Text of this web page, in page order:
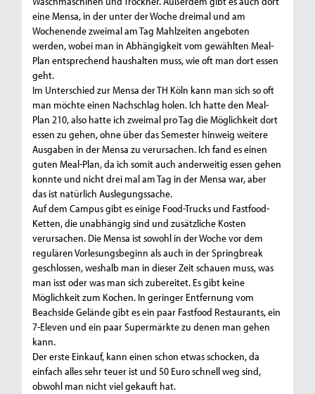
eine Mensa, in der unter der Woche dreimal und am
Wochenende zweimal am Tag Mahlzeiten angeboten
werden, wobei man in Abhängigkeit vom gewählten Meal-
Plan entsprechend haushalten muss, wie oft man dort essen
geht.
Im Unterschied zur Mensa der TH Köln kann man sich so oft
man möchte einen Nachschlag holen. Ich hatte den Meal-
Plan 210, also hatte ich zweimal pro Tag die Möglichkeit dort
essen zu gehen, ohne über das Semester hinweig weitere
Ausgaben in der Mensa zu verursachen. Ich fand es einen
guten Meal-Plan, da ich somit auch anderweitig essen gehen
konnte und nicht drei mal am Tag in der Mensa war, aber
das ist natürlich Auslegungssache.
Auf dem Campus gibt es einige Food-Trucks und Fastfood-
Ketten, die unabhängig sind und zusätzliche Kosten
verursachen. Die Mensa ist sowohl in der Woche vor dem
regulären Vorlesungsbeginn als auch in der Springbreak
geschlossen, weshalb man in dieser Zeit schauen muss, was
man isst oder was man sich zubereitet. Es gibt keine
Möglichkeit zum Kochen. In geringer Entfernung vom
Beachside Gelände gibt es ein paar Fastfood Restaurants, ein
7-Eleven und ein paar Supermärkte zu denen man gehen
kann.
Der erste Einkauf, kann einen schon etwas schocken, da
einfach alles sehr teuer ist und 50 Euro schnell weg sind,
obwohl man nicht viel gekauft hat.